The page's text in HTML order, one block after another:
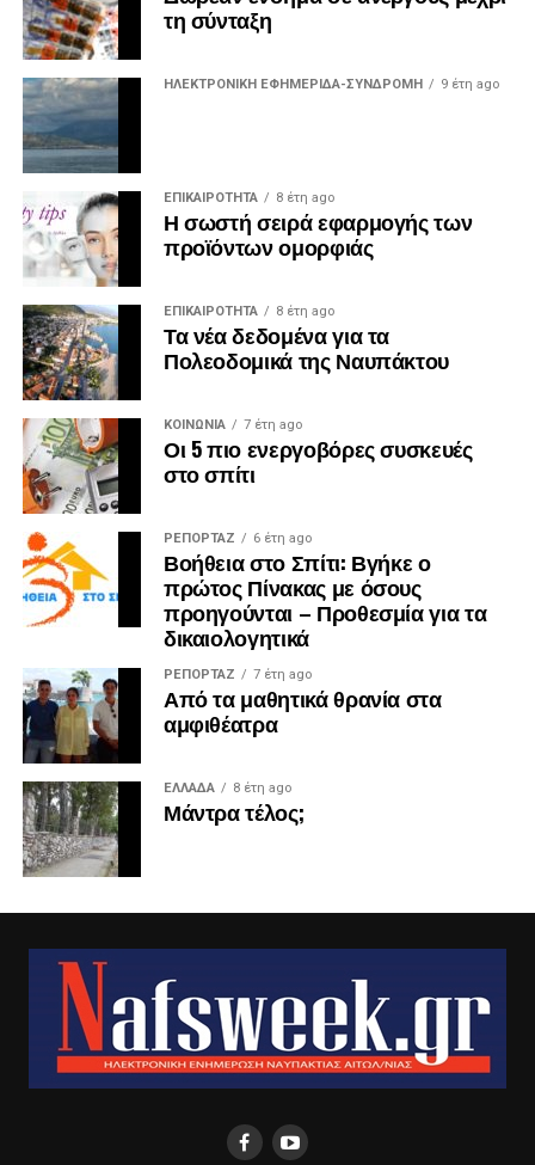
τη σύνταξη
ΗΛΕΚΤΡΟΝΙΚΗ ΕΦΗΜΕΡΙΔΑ-ΣΥΝΔΡΟΜΗ 9 έτη ago
ΕΠΙΚΑΙΡΟΤΗΤΑ 8 έτη ago
Η σωστή σειρά εφαρμογής των
προϊόντων ομορφιάς
ΕΠΙΚΑΙΡΟΤΗΤΑ 8 έτη ago
Τα νέα δεδομένα για τα
Πολεοδομικά της Ναυπάκτου
ΚΟΙΝΩΝΙΑ 7 έτη ago
Οι 5 πιο ενεργοβόρες συσκευές
στο σπίτι
ΡΕΠΟΡΤΑΖ 6 έτη ago
Βοήθεια στο Σπίτι: Βγήκε ο
πρώτος Πίνακας με όσους
προηγούνται – Προθεσμία για τα
δικαιολογητικά
ΡΕΠΟΡΤΑΖ 7 έτη ago
Από τα μαθητικά θρανία στα
αμφιθέατρα
ΕΛΛΑΔΑ 8 έτη ago
Μάντρα τέλος;